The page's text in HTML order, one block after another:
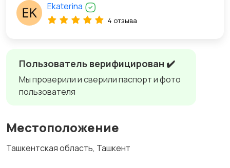
Пользователь верифицирован ✔️
Мы проверили и сверили паспорт и фото
пользователя
Местоположение
Ташкентская область, Ташкент
Ekaterina
4 отзыва